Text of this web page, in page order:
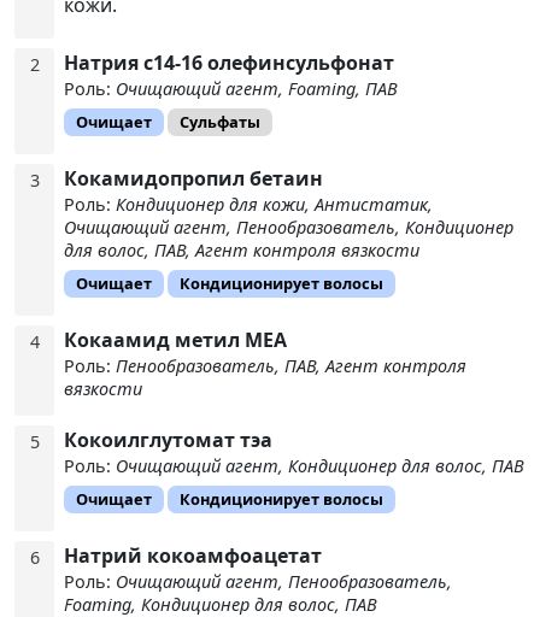
2 Натрия с14-16 олефинсульфонат
Роль: Очищающий агент, Foaming, ПАВ
Очищает Сульфаты
3 Кокамидопропил бетаин
Роль: Кондиционер для кожи, Антистатик,
Очищающий агент, Пенообразователь, Кондиционер
для волос, ПАВ, Агент контроля вязкости
Очищает Кондиционирует волосы
4 Кокаамид метил МЕА
Роль: Пенообразователь, ПАВ, Агент контроля
вязкости
5 Кокоилглутомат тэа
Роль: Очищающий агент, Кондиционер для волос, ПАВ
Очищает Кондиционирует волосы
6 Натрий кокоамфоацетат
Роль: Очищающий агент, Пенообразователь,
Foaming, Кондиционер для волос, ПАВ